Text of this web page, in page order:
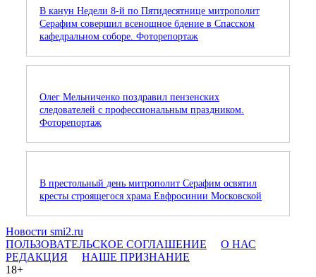
В канун Недели 8-й по Пятидесятнице митрополит
Серафим совершил всенощное бдение в Спасском
кафедральном соборе. Фоторепортаж
Олег Мельниченко поздравил пензенских
следователей с профессиональным праздником.
Фоторепортаж
В престольный день митрополит Серафим освятил
кресты строящегося храма Евфросинии Московской
Новости smi2.ru
ПОЛЬЗОВАТЕЛЬСКОЕ СОГЛАШЕНИЕ
О НАС
РЕДАКЦИЯ
НАШЕ ПРИЗНАНИЕ
18+